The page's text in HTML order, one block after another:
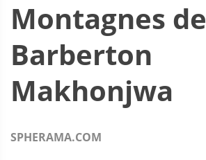
Montagnes de
Barberton
Makhonjwa
SPHERAMA.COM